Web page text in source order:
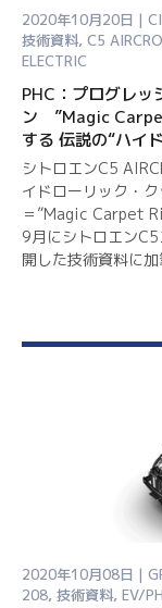
2020年10月20日 |
技術資料, C5
ELECTRIC
PHC：プログレッ
ン ”Magic
する 伝説の“ハイ
シトロエンC5
イドローリック・
＝”Magic Carpet
9月にシトロエン
開した技術資料に加
2020年10月08日 |
208, 技術資料, EV/